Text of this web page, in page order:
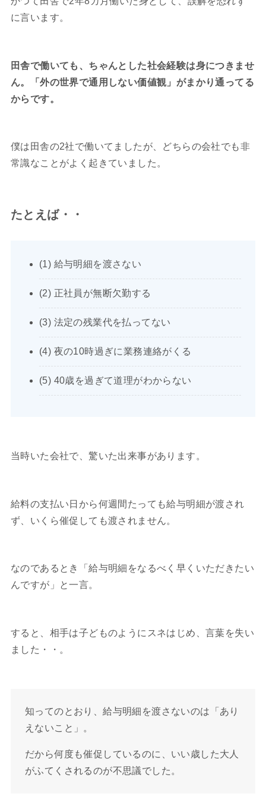
に言います。
田舎で働いても、ちゃんとした社会経験は身につきませ
ん。「外の世界で通用しない価値観」がまかり通ってる
からです。
僕は田舎の2社で働いてましたが、どちらの会社でも非
常識なことがよく起きていました。
たとえば・・
(1) 給与明細を渡さない
(2) 正社員が無断欠勤する
(3) 法定の残業代を払ってない
(4) 夜の10時過ぎに業務連絡がくる
(5) 40歳を過ぎて道理がわからない
当時いた会社で、驚いた出来事があります。
給料の支払い日から何週間たっても給与明細が渡され
ず、いくら催促しても渡されません。
なのであるとき「給与明細をなるべく早くいただきたい
んですが」と一言。
すると、相手は子どものようにスネはじめ、言葉を失い
ました・・。
知ってのとおり、給与明細を渡さないのは「あり
えないこと」。
だから何度も催促しているのに、いい歳した大人
がふてくされるのが不思議でした。